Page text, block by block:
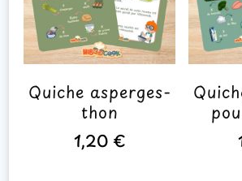
Quiche asperges-
thon
1,20 €